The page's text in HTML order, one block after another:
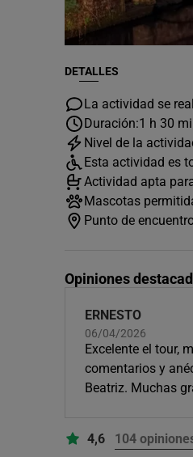
DETALLES
La actividad se
Duración:1 h 30
Nivel de la
Esta actividad es
Actividad apta
Mascotas
Punto de
Opiniones
ERNESTO
06/04/2026
Excelente el tour,
comentarios y
Beatriz. Muchas
4,6 104